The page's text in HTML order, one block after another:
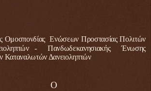
Ομοσπονδίας Ενώσεων ΠροστασίαςΠολιτών
- Πανδωδεκανησιακής Ένωσης
Καταναλωτών Δανειοληπτών
O